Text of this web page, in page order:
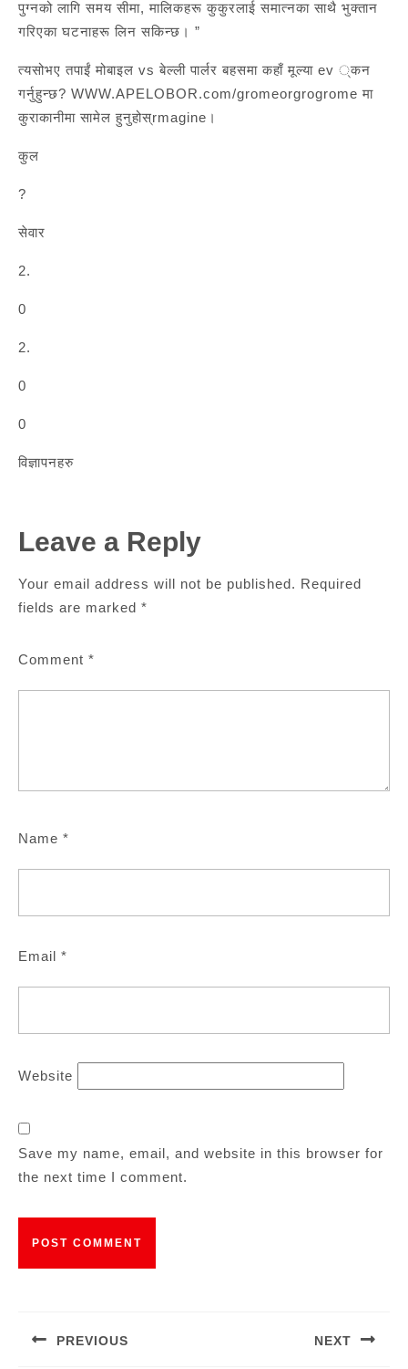
पुग्नको लागि समय सीमा, मालिकहरू कुकुरलाई समात्नका साथै भुक्तान
गरिएका घटनाहरू लिन सकिन्छ। ”
त्यसोभए तपाईं मोबाइल vs बेल्ली पार्लर बहसमा कहाँ मूल्या ev ्कन
गर्नुहुन्छ? WWW.APELOBOR.com/gromeorgrogrome मा
कुराकानीमा सामेल हुनुहोस्rmagine।
कुल
?
सेवार
2.
0
2.
0
0
विज्ञापनहरु
Leave a Reply
Your email address will not be published. Required
fields are marked *
Comment *
Name *
Email *
Website
Save my name, email, and website in this browser for
the next time I comment.
PREVIOUS NEXT